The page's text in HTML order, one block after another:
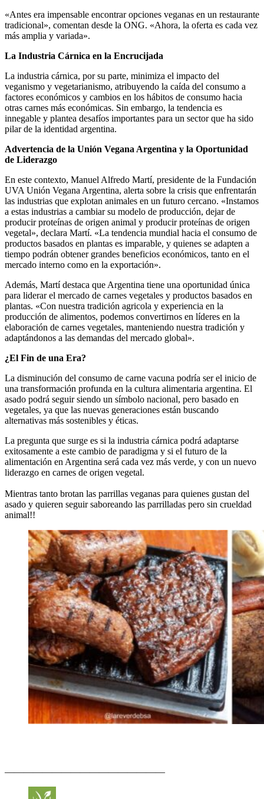
«Antes era impensable encontrar opciones veganas en un restaurante
tradicional», comentan desde la ONG. «Ahora, la oferta es cada vez
más amplia y variada».
La Industria Cárnica en la Encrucijada
La industria cárnica, por su parte, minimiza el impacto del
veganismo y vegetarianismo, atribuyendo la caída del consumo a
factores económicos y cambios en los hábitos de consumo hacia
otras carnes más económicas. Sin embargo, la tendencia es
innegable y plantea desafíos importantes para un sector que ha sido
pilar de la identidad argentina.
Advertencia de la Unión Vegana Argentina y la Oportunidad
de Liderazgo
En este contexto, Manuel Alfredo Martí, presidente de la Fundación
UVA Unión Vegana Argentina, alerta sobre la crisis que enfrentarán
las industrias que explotan animales en un futuro cercano. «Instamos
a estas industrias a cambiar su modelo de producción, dejar de
producir proteínas de origen animal y producir proteínas de origen
vegetal», declara Martí. «La tendencia mundial hacia el consumo de
productos basados en plantas es imparable, y quienes se adapten a
tiempo podrán obtener grandes beneficios económicos, tanto en el
mercado interno como en la exportación».
Además, Martí destaca que Argentina tiene una oportunidad única
para liderar el mercado de carnes vegetales y productos basados en
plantas. «Con nuestra tradición agricola y experiencia en la
producción de alimentos, podemos convertirnos en líderes en la
elaboración de carnes vegetales, manteniendo nuestra tradición y
adaptándonos a las demandas del mercado global».
¿El Fin de una Era?
La disminución del consumo de carne vacuna podría ser el inicio de
una transformación profunda en la cultura alimentaria argentina. El
asado podrá seguir siendo un símbolo nacional, pero basado en
vegetales, ya que las nuevas generaciones están buscando
alternativas más sostenibles y éticas.
La pregunta que surge es si la industria cárnica podrá adaptarse
exitosamente a este cambio de paradigma y si el futuro de la
alimentación en Argentina será cada vez más verde, y con un nuevo
liderazgo en carnes de origen vegetal.
Mientras tanto brotan las parrillas veganas para quienes gustan del
asado y quieren seguir saboreando las parrilladas pero sin crueldad
animal!!
—————————————————